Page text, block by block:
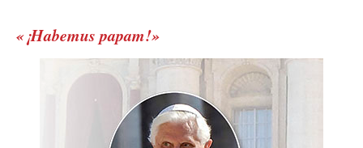
«¡Habemus papam!»